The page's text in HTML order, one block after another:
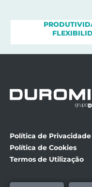
Política de Privacidade
Política de Cookies
Termos de Utilização